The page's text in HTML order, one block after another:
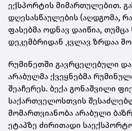
ექსპორტის მიმართულებით.
დღესასწაულების (აღდგომა,
ფასებმა ოდნავ დაიწია,
დეკემბრიდან კვლავ ზრდაა
რუმინეთში გავრცელებული
არაბულმა ქვეყნებმა
შეაჩერეს. ბექა გონაშვილი
საქართველოსთვის
მომართვიანობა არაბული
ეტაპზე ძირითადი